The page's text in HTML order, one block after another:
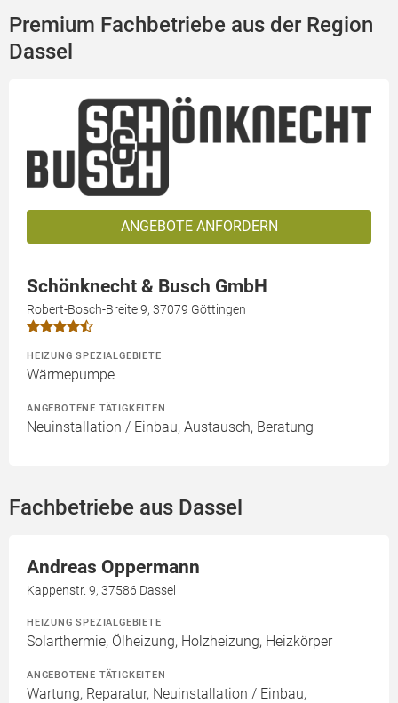
Premium Fachbetriebe aus der Region
Dassel
ANGEBOTE ANFORDERN
Schönknecht & Busch GmbH
Robert-Bosch-Breite 9, 37079 Göttingen
HEIZUNG SPEZIALGEBIETE
Wärmepumpe
ANGEBOTENE TÄTIGKEITEN
Neuinstallation / Einbau, Austausch, Beratung
Fachbetriebe aus Dassel
Andreas Oppermann
Kappenstr. 9, 37586 Dassel
HEIZUNG SPEZIALGEBIETE
Solarthermie, Ölheizung, Holzheizung, Heizkörper
ANGEBOTENE TÄTIGKEITEN
Wartung, Reparatur, Neuinstallation / Einbau,